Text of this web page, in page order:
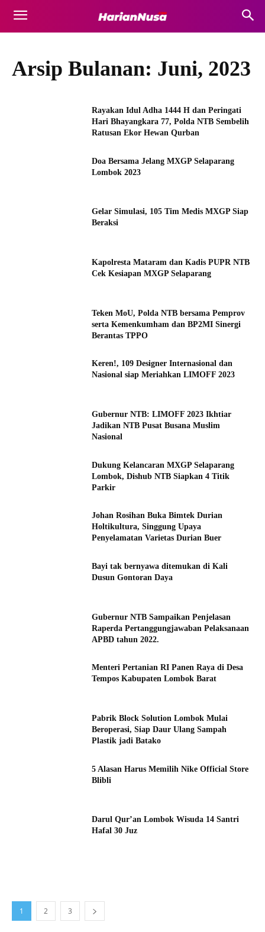
Arsip Bulanan: Juni, 2023
Rayakan Idul Adha 1444 H dan Peringati
Hari Bhayangkara 77, Polda NTB Sembelih
Ratusan Ekor Hewan Qurban
Doa Bersama Jelang MXGP Selaparang
Lombok 2023
Gelar Simulasi, 105 Tim Medis MXGP Siap
Beraksi
Kapolresta Mataram dan Kadis PUPR NTB
Cek Kesiapan MXGP Selaparang
Teken MoU, Polda NTB bersama Pemprov
serta Kemenkumham dan BP2MI Sinergi
Berantas TPPO
Keren!, 109 Designer Internasional dan
Nasional siap Meriahkan LIMOFF 2023
Gubernur NTB: LIMOFF 2023 Ikhtiar
Jadikan NTB Pusat Busana Muslim
Nasional
Dukung Kelancaran MXGP Selaparang
Lombok, Dishub NTB Siapkan 4 Titik
Parkir
Johan Rosihan Buka Bimtek Durian
Holtikultura, Singgung Upaya
Penyelamatan Varietas Durian Buer
Bayi tak bernyawa ditemukan di Kali
Dusun Gontoran Daya
Gubernur NTB Sampaikan Penjelasan
Raperda Pertanggungjawaban Pelaksanaan
APBD tahun 2022.
Menteri Pertanian RI Panen Raya di Desa
Tempos Kabupaten Lombok Barat
Pabrik Block Solution Lombok Mulai
Beroperasi, Siap Daur Ulang Sampah
Plastik jadi Batako
5 Alasan Harus Memilih Nike Official Store
Blibli
Darul Qur’an Lombok Wisuda 14 Santri
Hafal 30 Juz
1 2 3